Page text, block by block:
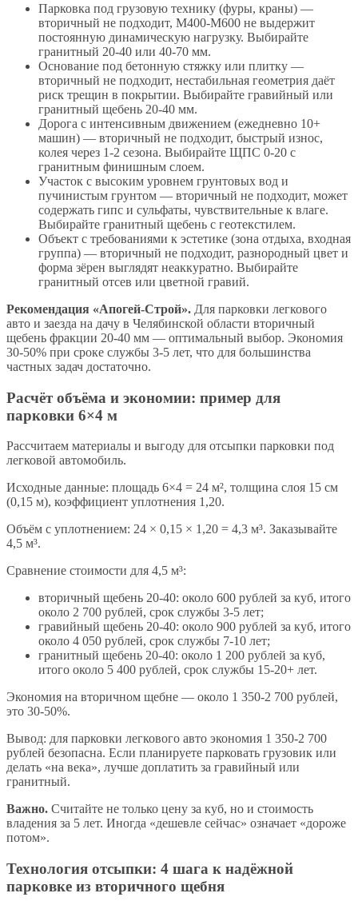
Парковка под грузовую технику (фуры, краны) —
вторичный не подходит, М400-М600 не выдержит
постоянную динамическую нагрузку. Выбирайте
гранитный 20-40 или 40-70 мм.
Основание под бетонную стяжку или плитку —
вторичный не подходит, нестабильная геометрия даёт
риск трещин в покрытии. Выбирайте гравийный или
гранитный щебень 20-40 мм.
Дорога с интенсивным движением (ежедневно 10+
машин) — вторичный не подходит, быстрый износ,
колея через 1-2 сезона. Выбирайте ЩПС 0-20 с
гранитным финишным слоем.
Участок с высоким уровнем грунтовых вод и
пучинистым грунтом — вторичный не подходит, может
содержать гипс и сульфаты, чувствительные к влаге.
Выбирайте гранитный щебень с геотекстилем.
Объект с требованиями к эстетике (зона отдыха, входная
группа) — вторичный не подходит, разнородный цвет и
форма зёрен выглядят неаккуратно. Выбирайте
гранитный отсев или цветной гравий.
Рекомендация «Апогей-Строй». Для парковки легкового
авто и заезда на дачу в Челябинской области вторичный
щебень фракции 20-40 мм — оптимальный выбор. Экономия
30-50% при сроке службы 3-5 лет, что для большинства
частных задач достаточно.
Расчёт объёма и экономии: пример для
парковки 6×4 м
Рассчитаем материалы и выгоду для отсыпки парковки под
легковой автомобиль.
Исходные данные: площадь 6×4 = 24 м², толщина слоя 15 см
(0,15 м), коэффициент уплотнения 1,20.
Объём с уплотнением: 24 × 0,15 × 1,20 = 4,3 м³. Заказывайте
4,5 м³.
Сравнение стоимости для 4,5 м³:
вторичный щебень 20-40: около 600 рублей за куб, итого
около 2 700 рублей, срок службы 3-5 лет;
гравийный щебень 20-40: около 900 рублей за куб, итого
около 4 050 рублей, срок службы 7-10 лет;
гранитный щебень 20-40: около 1 200 рублей за куб,
итого около 5 400 рублей, срок службы 15-20+ лет.
Экономия на вторичном щебне — около 1 350-2 700 рублей,
это 30-50%.
Вывод: для парковки легкового авто экономия 1 350-2 700
рублей безопасна. Если планируете парковать грузовик или
делать «на века», лучше доплатить за гравийный или
гранитный.
Важно. Считайте не только цену за куб, но и стоимость
владения за 5 лет. Иногда «дешевле сейчас» означает «дороже
потом».
Технология отсыпки: 4 шага к надёжной
парковке из вторичного щебня